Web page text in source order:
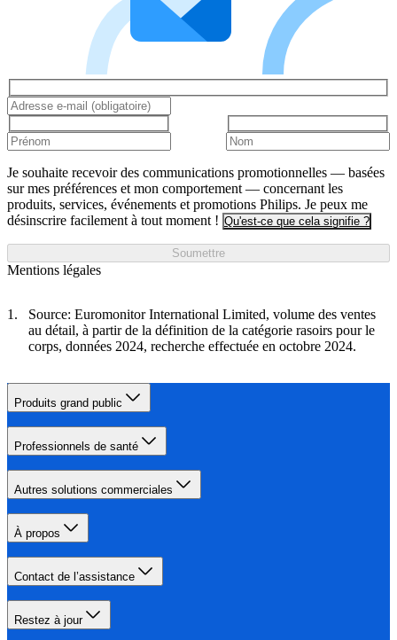
Je souhaite recevoir des communications promotionnelles — basées
sur mes préférences et mon comportement — concernant les
produits, services, événements et promotions Philips. Je peux me
désinscrire facilement à tout moment ! Qu'est-ce que cela signifie ?
Soumettre
Mentions légales
Source: Euromonitor International Limited, volume des ventes
au détail, à partir de la définition de la catégorie rasoirs pour le
corps, données 2024, recherche effectuée en octobre 2024.
Produits grand public
Professionnels de santé
Autres solutions commerciales
À propos
Contact de l’assistance
Restez à jour